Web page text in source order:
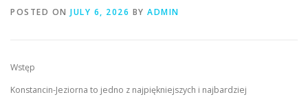
POSTED ON JULY 6, 2026 BY ADMIN
Wstęp
Konstancin-Jeziorna to jedno z najpiękniejszych i najbardziej